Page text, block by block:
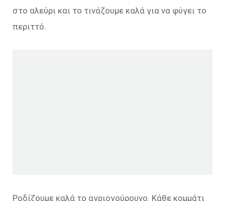
στο αλεύρι και το τινάζουμε καλά για να φύγει το
περιττό.
Ροδίζουμε καλά το αγριογούρουνο. Κάθε κομμάτι